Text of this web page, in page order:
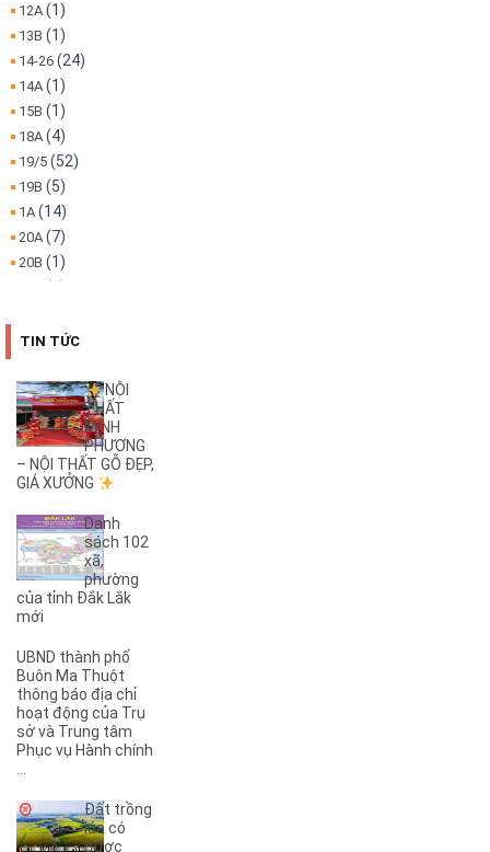
12A (1)
13B (1)
14-26 (24)
14A (1)
15B (1)
18A (4)
19/5 (52)
19B (5)
1A (14)
20A (7)
20B (1)
25B(4)
26B(1)
27B(2)
2KC(1)
30/4(29)
32(1)
32A(1)
3A(1)
3B(3)
3KC (1)
4A(1)
5A(1)
5KC(3)
6A(1)
6B (1)
8B(3)
8KC(1)
TIN TỨC
NỘI
THẤT
MINH
PHƯƠNG
– NỘI THẤT GỖ ĐẸP,
GIÁ XƯỞNG
Danh
sách 102
xã,
phường
của tỉnh Đắk Lắk
mới
UBND thành phố
Buôn Ma Thuột
thông báo địa chỉ
hoạt động của Trụ
sở và Trung tâm
Phục vụ Hành chính
...
Đất trồng
lúa có
được